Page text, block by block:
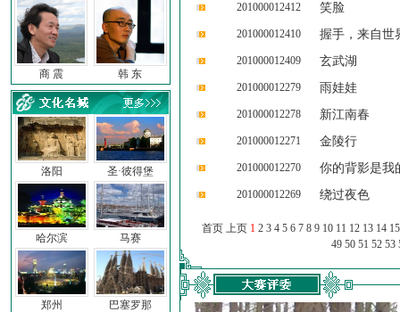
商 震 韩 东
洛阳
哈尔滨
郑州
圣·彼得堡
马赛
巴塞罗那
201000012412 笑脸
201000012410 握手，来自世
201000012409 玄武湖
201000012279 雨娃娃
201000012278 新江南春
201000012271 金陵行
201000012270 你的背影是我
201000012269 绕过夜色
首页 上页 1 2 3 4 5 6 7 8 9 10 11 12 13 14 15
49 50 51 52 53